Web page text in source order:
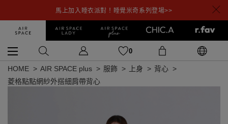
馬上加入睡衣派對！睡覺米奇系列登場>>
0
HOME AIR SPACE plus 服飾 上身
背心
菱格點點網紗外搭細肩帶背心